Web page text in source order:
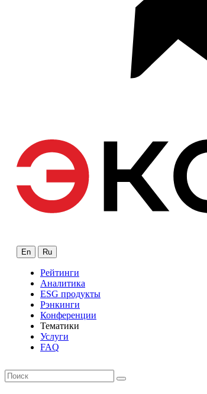
En Ru
Рейтинги
Аналитика
ESG продукты
Рэнкинги
Конференции
Тематики
Услуги
FAQ